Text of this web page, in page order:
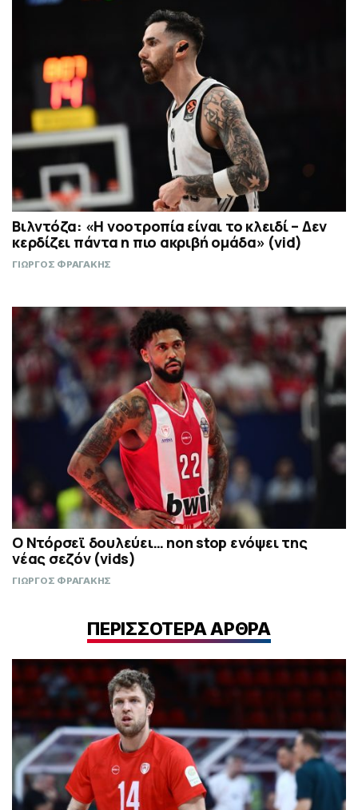
Βιλντόζα: «Η νοοτροπία είναι το κλειδί – Δεν
κερδίζει πάντα η πιο ακριβή ομάδα» (vid)
ΓΙΩΡΓΟΣ ΦΡΑΓΑΚΗΣ
Ο Ντόρσεϊ δουλεύει… non stop ενόψει της
νέας σεζόν (vids)
ΓΙΩΡΓΟΣ ΦΡΑΓΑΚΗΣ
ΠΕΡΙΣΣΟΤΕΡΑ ΑΡΘΡΑ